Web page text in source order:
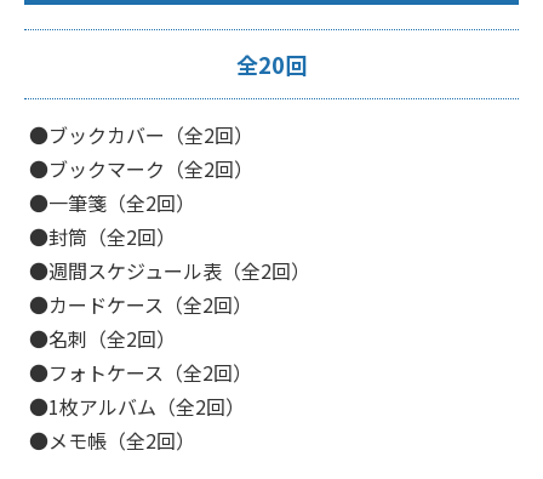
全20回
●ブックカバー（全2回）
●ブックマーク（全2回）
●一筆箋（全2回）
●封筒（全2回）
●週間スケジュール表（全2回）
●カードケース（全2回）
●名刺（全2回）
●フォトケース（全2回）
●1枚アルバム（全2回）
●メモ帳（全2回）